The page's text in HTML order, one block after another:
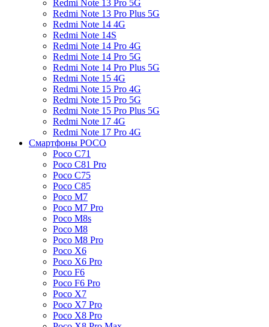
Redmi Note 13 Pro 5G
Redmi Note 13 Pro Plus 5G
Redmi Note 14 4G
Redmi Note 14S
Redmi Note 14 Pro 4G
Redmi Note 14 Pro 5G
Redmi Note 14 Pro Plus 5G
Redmi Note 15 4G
Redmi Note 15 Pro 4G
Redmi Note 15 Pro 5G
Redmi Note 15 Pro Plus 5G
Redmi Note 17 4G
Redmi Note 17 Pro 4G
Смартфоны POCO
Poco C71
Poco C81 Pro
Poco C75
Poco C85
Poco M7
Poco M7 Pro
Poco M8s
Poco M8
Poco M8 Pro
Poco X6
Poco X6 Pro
Poco F6
Poco F6 Pro
Poco X7
Poco X7 Pro
Poco X8 Pro